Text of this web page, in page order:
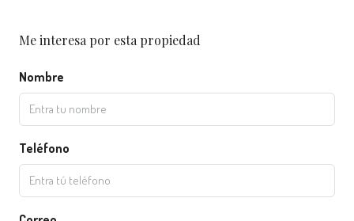
Me interesa por esta propiedad
Nombre
Teléfono